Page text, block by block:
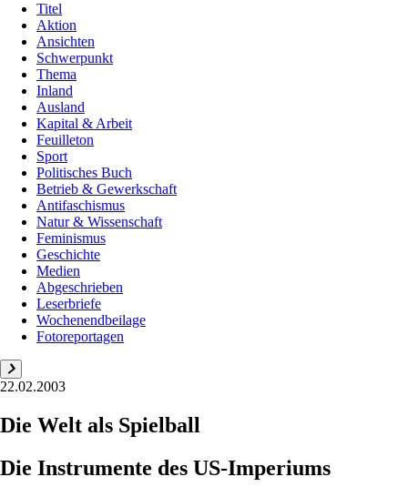
Titel
Aktion
Ansichten
Schwerpunkt
Thema
Inland
Ausland
Kapital & Arbeit
Feuilleton
Sport
Politisches Buch
Betrieb & Gewerkschaft
Antifaschismus
Natur & Wissenschaft
Feminismus
Geschichte
Medien
Abgeschrieben
Leserbriefe
Wochenendbeilage
Fotoreportagen
22.02.2003
Die Welt als Spielball
Die Instrumente des US-Imperiums